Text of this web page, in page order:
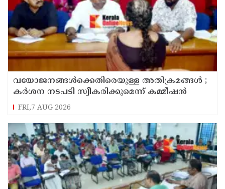
വയോജനങ്ങൾക്കെതിരെയുള്ള അതിക്രമങ്ങൾ ;
കർശന നടപടി സ്വീകരിക്കുമെന്ന് കമ്മീഷൻ
FRI,7 AUG 2026